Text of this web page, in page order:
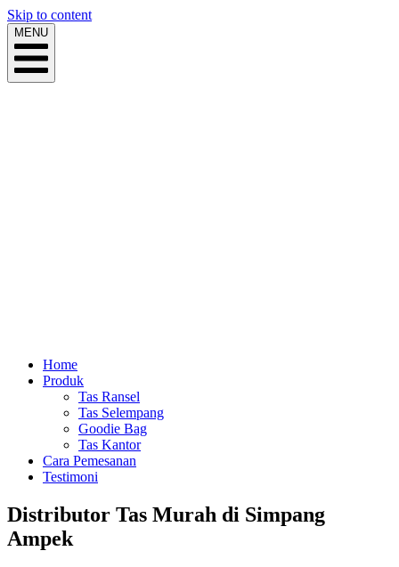
Skip to content
MENU
Home
Produk
Tas Ransel
Tas Selempang
Goodie Bag
Tas Kantor
Cara Pemesanan
Testimoni
Distributor Tas Murah di Simpang
Ampek